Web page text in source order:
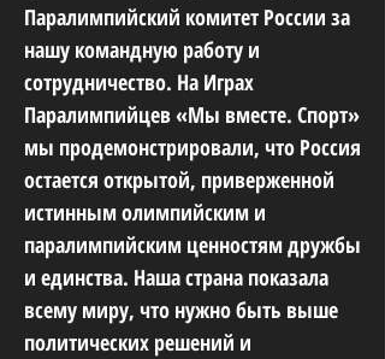
Паралимпийский комитет России за
нашу командную работу и
сотрудничество. На Играх
Паралимпийцев «Мы вместе. Спорт»
мы продемонстрировали, что Россия
остается открытой, приверженной
истинным олимпийским и
паралимпийским ценностям дружбы
и единства. Наша страна показала
всему миру, что нужно быть выше
политических решений и